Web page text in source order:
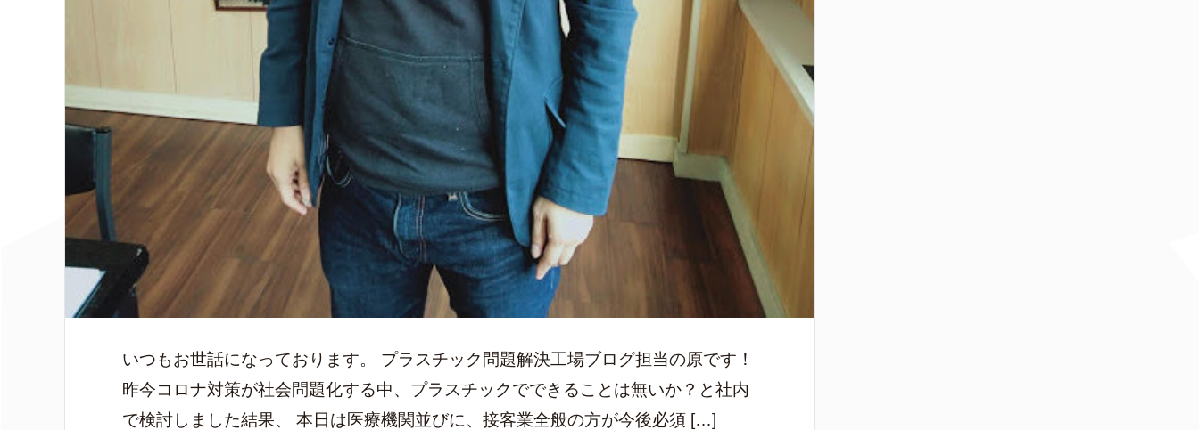
いつもお世話になっております。 プラスチック問題解決工場ブログ担当の原です！
昨今コロナ対策が社会問題化する中、プラスチックでできることは無いか？と社内
で検討しました結果、 本日は医療機関並びに、接客業全般の方が今後必須 […]